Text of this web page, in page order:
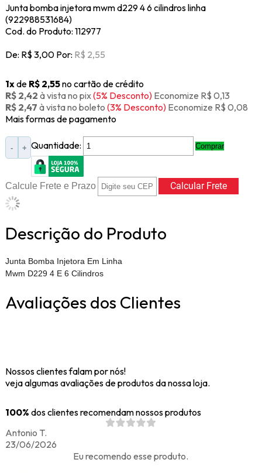
Junta bomba injetora mwm d229 4 6 cilindros linha
(922988531684)
Cod. do Produto: 112977
De: R$ 3,00 Por: R$ 2,55
1xde R$ 2,55no cartão de crédito
R$ 2,42 à vista no pix(5% Desconto) Economize R$ 0,13
R$ 2,47 à vista no boleto (3% Desconto) Economize R$ 0,08
Mais formas de pagamento
Quantidade:
- + Comprar
Calcule Frete e Prazo
Descrição do Produto
Junta Bomba Injetora Em Linha
Mwm D229 4 E 6 Cilindros
Avaliações dos Clientes
Nossos clientes falam por nós!
veja algumas avaliações de produtos da nossa loja.
100% dos clientes recomendam nossos produtos
Antonio T.
23/06/2026
Eu recomendo esse produto.